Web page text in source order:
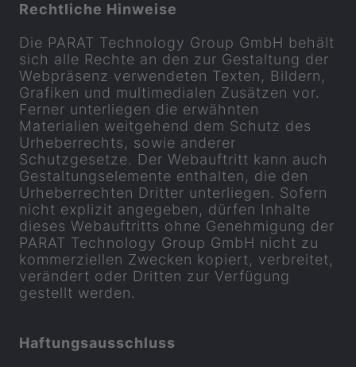
Rechtliche Hinweise
Die PARAT Technology Group GmbH behält
sich alle Rechte an den zur Gestaltung der
Webpräsenz verwendeten Texten, Bildern,
Grafiken und multimedialen Zusätzen vor.
Ferner unterliegen die erwähnten
Materialien weitgehend dem Schutz des
Urheberrechts, sowie anderer
Schutzgesetze. Der Webauftritt kann auch
Gestaltungselemente enthalten, die den
Urheberrechten Dritter unterliegen. Sofern
nicht explizit angegeben, dürfen Inhalte
dieses Webauftritts ohne Genehmigung der
PARAT Technology Group GmbH nicht zu
kommerziellen Zwecken kopiert, verbreitet,
verändert oder Dritten zur Verfügung
gestellt werden.
Haftungsausschluss